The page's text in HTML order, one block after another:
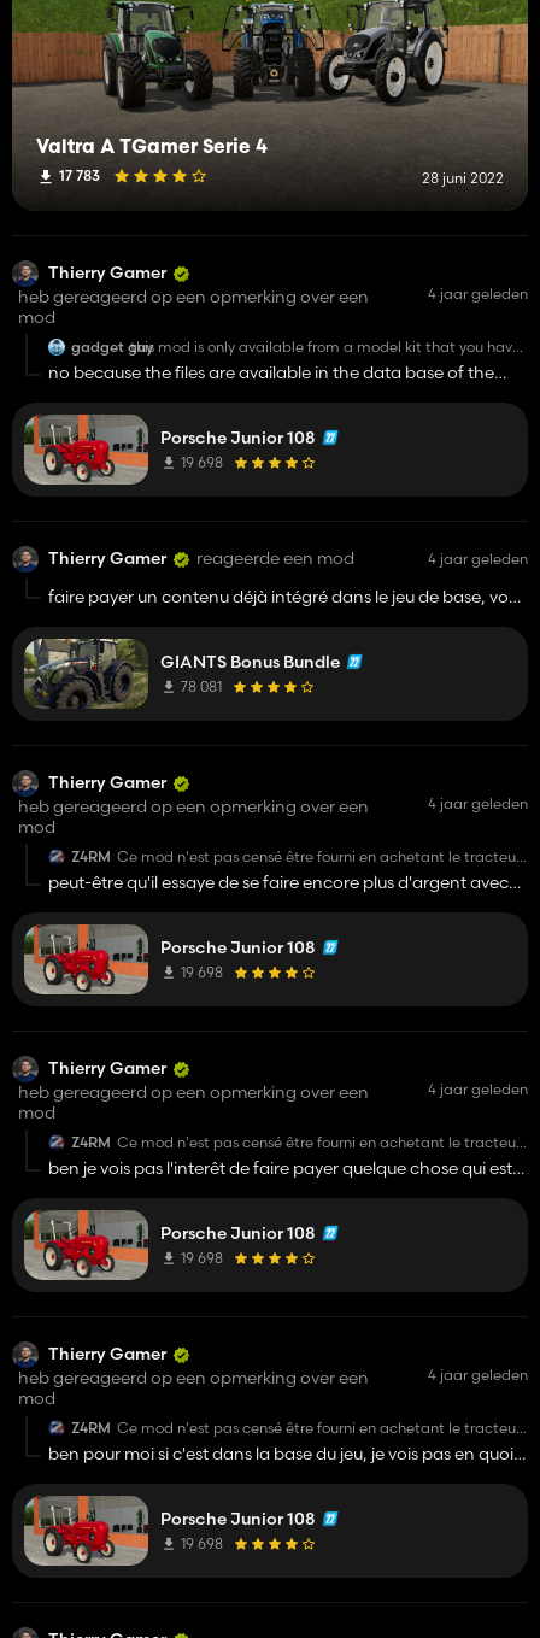
Valtra A TGamer Serie 4
17 783 28 juni 2022
Thierry Gamer
heb gereageerd op een opmerking over een
mod
4 jaar geleden
gadget guythis mod is only available from a model kit that you have
to buy. stolen mod. will be reported to owners (revell)
no because the files are available in the data base of the
Porsche Junior 108
19 698
Thierry Gamer reageerde een mod 4 jaar geleden
faire payer un contenu déjà intégré dans le jeu de base, vous
GIANTS Bonus Bundle
78 081
Thierry Gamer
heb gereageerd op een opmerking over een
mod
4 jaar geleden
Z4RM Ce mod n'est pas censé être fourni en achetant le tracteur
miniature !?
peut-être qu'il essaye de se faire encore plus d'argent avec
Porsche Junior 108
19 698
Thierry Gamer
heb gereageerd op een opmerking over een
mod
4 jaar geleden
Z4RM Ce mod n'est pas censé être fourni en achetant le tracteur
miniature !?
ben je vois pas l'interêt de faire payer quelque chose qui est
absurde
Porsche Junior 108
19 698
Thierry Gamer
heb gereageerd op een opmerking over een
mod
4 jaar geleden
Z4RM Ce mod n'est pas censé être fourni en achetant le tracteur
miniature !?
ben pour moi si c'est dans la base du jeu, je vois pas en quoi
interdit, ils auraient mis ça en fichier pdlc
Porsche Junior 108
19 698